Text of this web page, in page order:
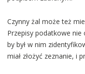
Czynny żal może też
Przepisy podatkowe
by był w nim
miał złożyć zeznanie, i